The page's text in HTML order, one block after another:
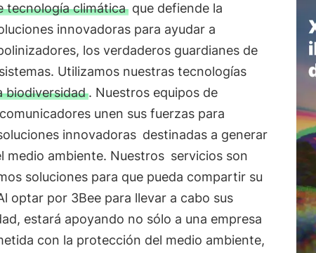
tecnología climáticaque defiende la
innovadoras para ayudar a
los verdaderos guardianes de
Utilizamos nuestras tecnologías
biodiversidad. Nuestros equipos de
unen sus fuerzas para
innovadoras destinadas a generar
medio ambiente. Nuestros servicios son
soluciones para que pueda compartir su
optar por 3Bee para llevar a cabo sus
estará apoyando no sólo a una empresa
con la protección del medio ambiente,